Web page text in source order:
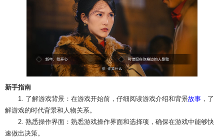
新手指南
1. 了解游戏背景：在游戏开始前，仔细阅读游戏介绍和背景故事 ，了
解游戏的时代背景和人物关系。
2. 熟悉操作界面：熟悉游戏操作界面和选择项，确保在游戏中能够快
速做出决策。